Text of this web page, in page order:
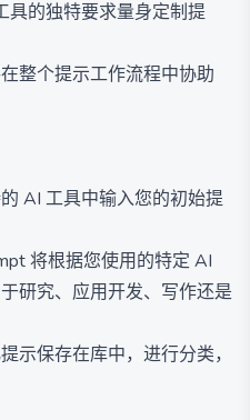
具的独特要求量身定制提
整个提示工作流程中协助
AI 工具中输入您的初始提
将根据您使用的特定 AI
研究、应用开发、写作还是
示保存在库中，进行分类，